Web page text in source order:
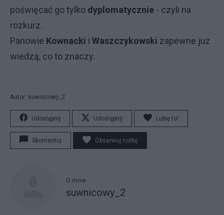
poświęcać go tylko dyplomatycznie - czyli na
rozkurz.
Panowie Kownacki i Waszczykowski zapewne już
wiedzą, co to znaczy.
Autor: suwnicowy_2
Udostępnij Udostępnij Lubię to!
Skomentuj Obserwuj notkę
O mnie
suwnicowy_2